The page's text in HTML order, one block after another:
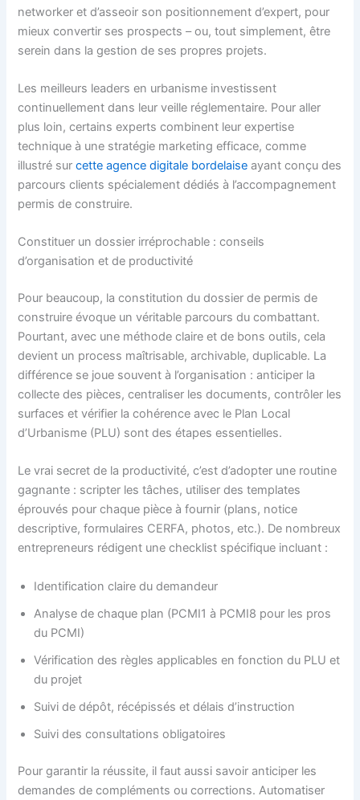
networker et d’asseoir son positionnement d’expert, pour
mieux convertir ses prospects – ou, tout simplement, être
serein dans la gestion de ses propres projets.
Les meilleurs leaders en urbanisme investissent
continuellement dans leur veille réglementaire. Pour aller
plus loin, certains experts combinent leur expertise
technique à une stratégie marketing efficace, comme
illustré surcette agence digitale bordelaise ayant conçu des
parcours clients spécialement dédiés à l’accompagnement
permis de construire.
Constituer un dossier irréprochable : conseils
d’organisation et de productivité
Pour beaucoup, la constitution du dossier de permis de
construire évoque un véritable parcours du combattant.
Pourtant, avec une méthode claire et de bons outils, cela
devient un process maîtrisable, archivable, duplicable. La
différence se joue souvent à l’organisation : anticiper la
collecte des pièces, centraliser les documents, contrôler les
surfaces et vérifier la cohérence avec le Plan Local
d’Urbanisme (PLU) sont des étapes essentielles.
Le vrai secret de la productivité, c’est d’adopter une routine
gagnante : scripter les tâches, utiliser des templates
éprouvés pour chaque pièce à fournir (plans, notice
descriptive, formulaires CERFA, photos, etc.). De nombreux
entrepreneurs rédigent une checklist spécifique incluant :
Identification claire du demandeur
Analyse de chaque plan (PCMI1 à PCMI8 pour les pros
du PCMI)
Vérification des règles applicables en fonction du PLU et
du projet
Suivi de dépôt, récépissés et délais d’instruction
Suivi des consultations obligatoires
Pour garantir la réussite, il faut aussi savoir anticiper les
demandes de compléments ou corrections. Automatiser